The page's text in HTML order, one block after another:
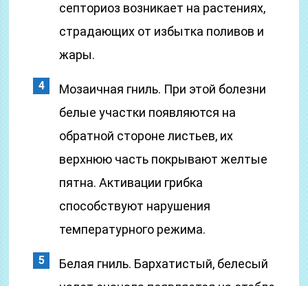
септориоз возникает на растениях,
страдающих от избытка поливов и
жары.
Мозаичная гниль. При этой болезни
белые участки появляются на
обратной стороне листьев, их
верхнюю часть покрывают желтые
пятна. Активации грибка
способствуют нарушения
температурного режима.
Белая гниль. Бархатистый, белесый